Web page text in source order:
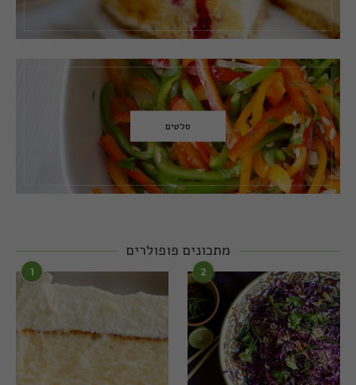
סלטים
מתכונים פופולרים
1 2